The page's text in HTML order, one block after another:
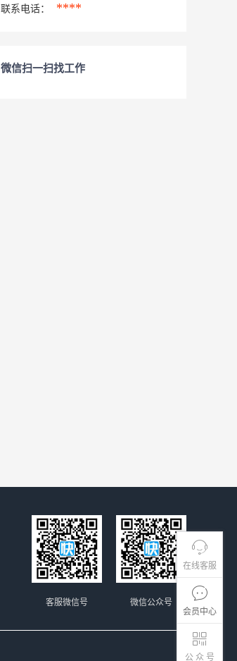
在线客服
会员中心
公 众 号
联系电话： ****
微信扫一扫找工作
微信公众号
客服微信号